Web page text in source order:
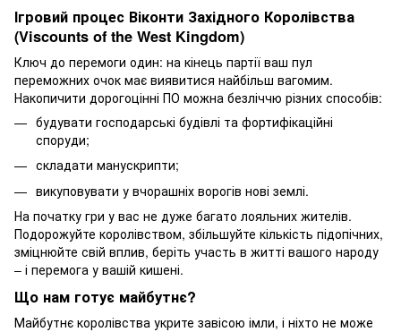
Ігровий процес Віконти Західного Королівства
(Viscounts of the West Kingdom)
Ключ до перемоги один: на кінець партії ваш пул
переможних очок має виявитися найбільш вагомим.
Накопичити дорогоцінні ПО можна безліччю різних способів:
будувати господарські будівлі та фортифікаційні
споруди;
складати манускрипти;
викуповувати у вчорашніх ворогів нові землі.
На початку гри у вас не дуже багато лояльних жителів.
Подорожуйте королівством, збільшуйте кількість підопічних,
зміцнюйте свій вплив, беріть участь в житті вашого народу
– і перемога у вашій кишені.
Що нам готує майбутнє?
Майбутнє королівства укрите завісою імли, і ніхто не може